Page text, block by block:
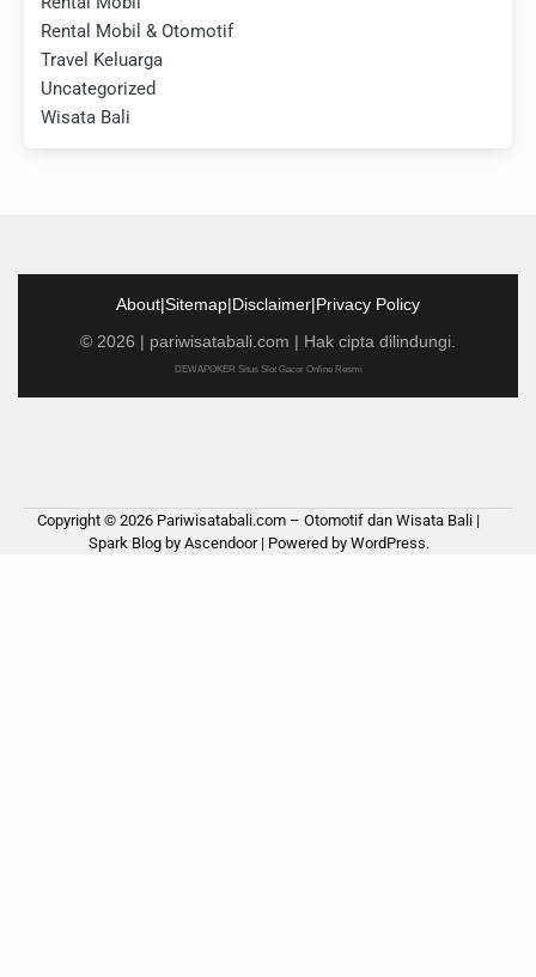
Rental Mobil & Otomotif
Travel Keluarga
Uncategorized
Wisata Bali
About|Sitemap|Disclaimer|Privacy Policy
© 2026 | pariwisatabali.com | Hak cipta dilindungi.
DEWAPOKER Situs Slot Gacor Online Resmi
Copyright © 2026 Pariwisatabali.com – Otomotif dan Wisata Bali |
Spark Blog by Ascendoor| Powered by WordPress.